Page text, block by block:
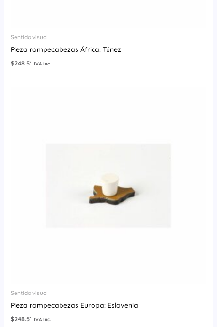
Sentido visual
Pieza rompecabezas África: Túnez
$248.51 IVA Inc.
Sentido visual
Pieza rompecabezas Europa: Eslovenia
$248.51 IVA Inc.